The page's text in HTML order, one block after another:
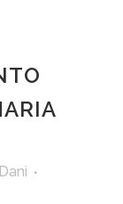
Dani